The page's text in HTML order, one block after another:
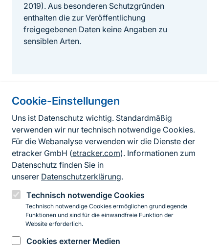
Cookie-Einstellungen
Uns ist Datenschutz wichtig. Standardmäßig
verwenden wir nur technisch notwendige Cookies.
Für die Webanalyse verwenden wir die Dienste der
etracker GmbH (etracker.com). Informationen zum
Datenschutz finden Sie in
unserer Datenschutzerklärung.
Technisch notwendige Cookies
Technisch notwendige Cookies ermöglichen grundlegende
Funktionen und sind für die einwandfreie Funktion der
Website erforderlich.
Cookies externer Medien
2019). Aus besonderen Schutzgründen
enthalten die zur Veröffentlichung
freigegebenen Daten keine Angaben zu
sensiblen Arten.
Informationen zur Seite
FußzeileKontakt zum BfN
Kontaktformular
Erklärung zur Barrierefreiheit
Impressum
Datenschutz